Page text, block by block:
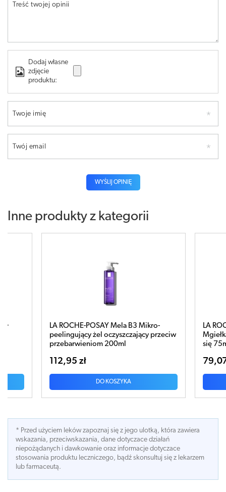
Treść twojej opinii
Dodaj własne
zdjęcie
produktu:
Twoje imię
Twój email
WYŚLIJ OPINIĘ
Inne produkty z kategorii
LA ROCHE-POSAY Mela B3 Mikro-
peelingujący żel oczyszczający przeciw
przebarwieniom 200ml
112,95 zł
DO KOSZYKA
LA
się
* Przed użyciem leków zapoznaj się z jego ulotką, która zawiera
wskazania, przeciwskazania, dane dotyczace działań
niepożądanych i dawkowanie oraz informacje dotyczace
stosowania produktu leczniczego, bądź skonsultuj się z lekarzem
lub farmaceutą.